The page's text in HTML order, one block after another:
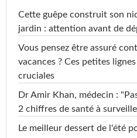
Cette guêpe construit son
jardin : attention avant de
Vous pensez être assuré
vacances ? Ces petites
cruciales
Dr Amir Khan, médecin :
2 chiffres de santé à
Le meilleur dessert de l'été